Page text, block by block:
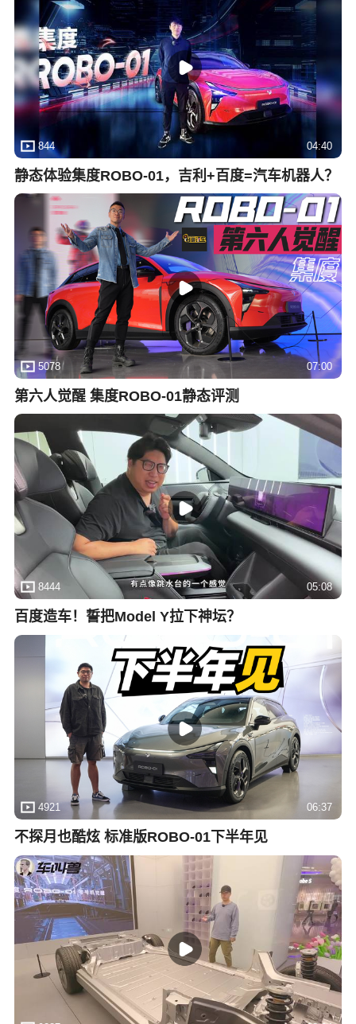
844 04:40
静态体验集度ROBO-01，吉利+百度=汽车机器人？
5078 07:00
第六人觉醒 集度ROBO-01静态评测
8444 05:08
百度造车！誓把Model Y拉下神坛？
4921 06:37
不探月也酷炫 标准版ROBO-01下半年见